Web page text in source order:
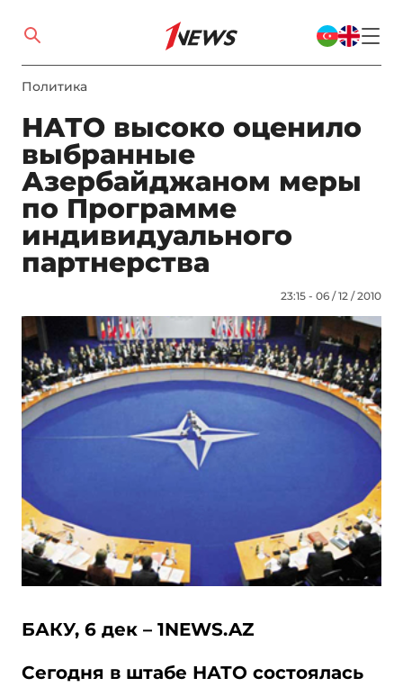
Политика
НАТО высоко оценило
выбранные
Азербайджаном меры
по Программе
индивидуального
партнерства
23:15 - 06 / 12 / 2010
БАКУ, 6 дек – 1NEWS.AZ
Сегодня в штабе НАТО состоялась